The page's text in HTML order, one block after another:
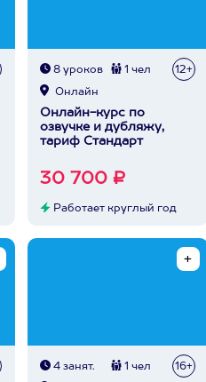
8 уроков 1 чел 12+
Онлайн
Онлайн-курс по
озвучке и дубляжу,
тариф Стандарт
30 700 ₽
Работает круглый год
4 занят. 1 чел 16+